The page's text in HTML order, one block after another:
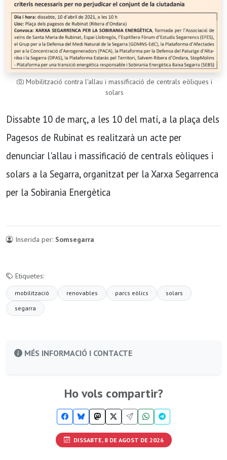
Mobilització contra l'allau i massificació de centrals eòliques i
solars
Dissabte 10 de març, a les 10 del matí, a la plaça dels
Pagesos de Rubinat es realitzarà un acte per
denunciar l'allau i massificació de centrals eòliques i
solars a la Segarra, organitzat per la Xarxa Segarrenca
per la Sobirania Energètica
Inserida per: Somsegarra
Etiquetes:
mobilització renovables parcs eòlics
solars
segarra
MÉS INFORMACIÓ I CONTACTE
Ho vols compartir?
DISSABTE, 8 DE AGOST DE 2026